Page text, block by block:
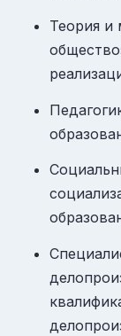
Теория и